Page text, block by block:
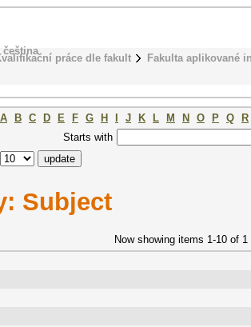
práce dle fakult
Fakulta aplikované
čeština
A B C D E F G H J K L M N O P Q
R
Starts with
Subject
Now showing items 1-10 of 1